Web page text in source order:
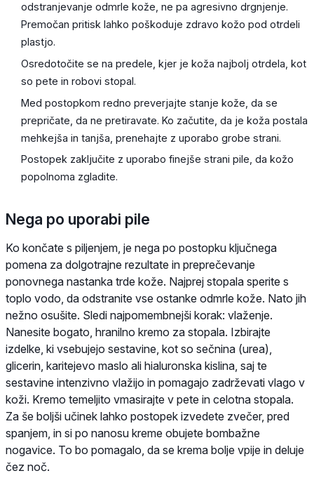
odstranjevanje odmrle kože, ne pa agresivno drgnjenje.
Premočan pritisk lahko poškoduje zdravo kožo pod otrdeli
plastjo.
Osredotočite se na predele, kjer je koža najbolj otrdela, kot
so pete in robovi stopal.
Med postopkom redno preverjajte stanje kože, da se
prepričate, da ne pretiravate. Ko začutite, da je koža postala
mehkejša in tanjša, prenehajte z uporabo grobe strani.
Postopek zaključite z uporabo finejše strani pile, da kožo
popolnoma zgladite.
Nega po uporabi pile
Ko končate s piljenjem, je nega po postopku ključnega
pomena za dolgotrajne rezultate in preprečevanje
ponovnega nastanka trde kože. Najprej stopala sperite s
toplo vodo, da odstranite vse ostanke odmrle kože. Nato jih
nežno osušite. Sledi najpomembnejši korak: vlaženje.
Nanesite bogato, hranilno kremo za stopala. Izbirajte
izdelke, ki vsebujejo sestavine, kot so sečnina (urea),
glicerin, karitejevo maslo ali hialuronska kislina, saj te
sestavine intenzivno vlažijo in pomagajo zadrževati vlago v
koži. Kremo temeljito vmasirajte v pete in celotna stopala.
Za še boljši učinek lahko postopek izvedete zvečer, pred
spanjem, in si po nanosu kreme obujete bombažne
nogavice. To bo pomagalo, da se krema bolje vpije in deluje
čez noč.